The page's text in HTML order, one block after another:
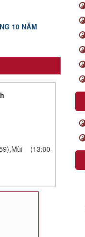
10 NĂM
(13:00-